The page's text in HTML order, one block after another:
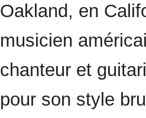
Oakland, en
musicien
chanteur et
pour son style